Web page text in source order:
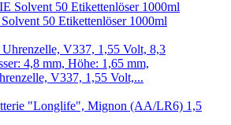
50 Etikettenlöser 1000ml
V337, 1,55 Volt,...